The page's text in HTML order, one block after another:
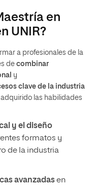
en
UNIR?
a profesionales de la
de combinar
y
clave de la industria
las habilidades
y el diseño
formatos y
de la industria
avanzadasen